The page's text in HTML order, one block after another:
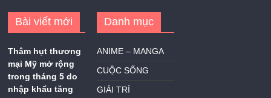
Bài viết mới
Thâm hụt thương
mại Mỹ mở rộng
trong tháng 5 do
nhập khẩu tăng
Danh mục
ANIME – MANGA
CUỘC SỐNG
GIẢI TRÍ